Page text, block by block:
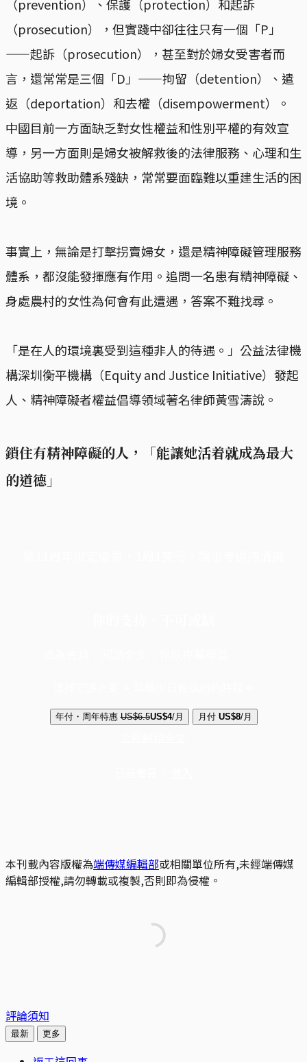
（prevention）、保護（protection）和起訴
（prosecution），但實踐中卻往往只有一個「P」
——起訴（prosecution），甚至對於婦女受害者而
言，還常常是三個「D」——拘留（detention）、遣
返（deportation）和去權（disempowerment）。
中國目前一方面缺乏對女性權益和性別平權的有效宣
導，另一方面則是婦女被解救後的法律服務、心理和生
活協助等救助體系殘缺，常常要面臨難以重建生活的困
境。
事實上，無論是打擊拐賣婦女，還是精神障礙管理服務
體系，都沒能發揮應有作用。追問一名患有精神障礙、
身處農村的女性為何會有此遭遇，答案不難找尋。
「是在人的環境裏受到這種非人的待遇。」公益法律機
構深圳衡平機構（Equity and Justice Initiative）發起
人、精神障礙者權益倡導領域著名律師黃雪濤說。
鎖住有精神障礙的人，「能讓她活着就成為最大
的道德」
年付・周年特惠 US$6.5US$4/月 月付 US$8/月
本刊載內容版權為端傳媒編輯部或相關單位所有,未經端傳媒
編輯部授權,請勿轉載或複製,否則即為侵權。
評論須知
最新 更多